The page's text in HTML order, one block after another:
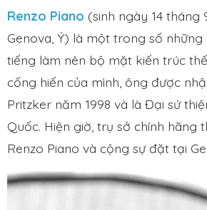
Renzo Piano (sinh ngày 14 tháng
Genova, Ý) là một trong số những
tiếng làm nên bộ mặt kiến trúc
cống hiến của mình, ông được
Pritzker năm 1998 và là Đại sứ
Quốc. Hiện giờ, trụ sở chính hãng
Renzo Piano và cộng sự đặt tại